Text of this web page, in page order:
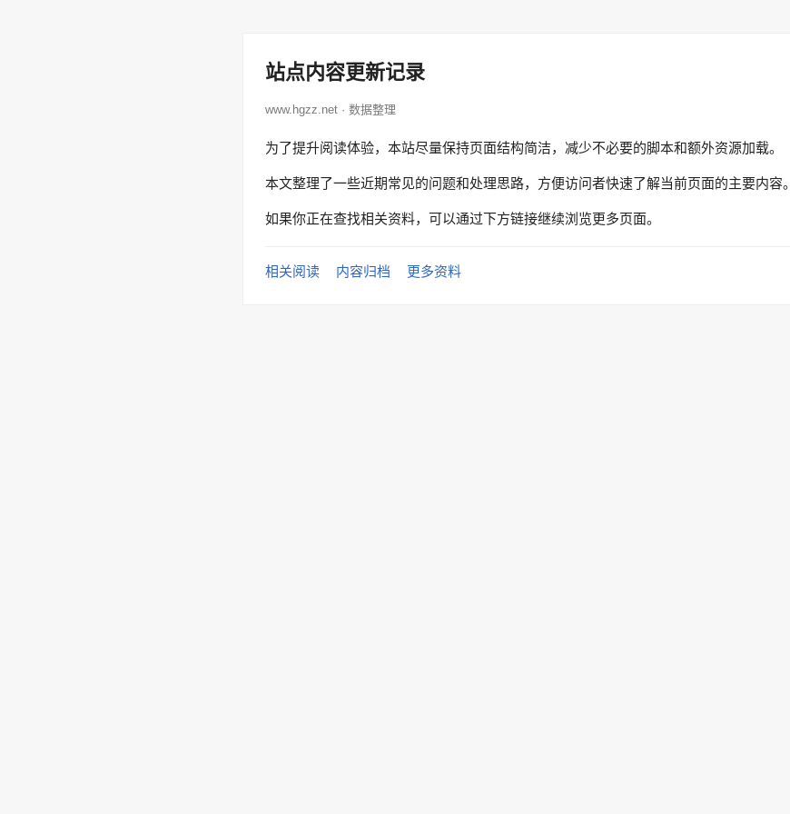
站点内容更新记录
www.hgzz.net · 数据整理
为了提升阅读体验，本站尽量保持页面结构简洁，减少不必要的脚本和额外资源加载。
本文整理了一些近期常见的问题和处理思路，方便访问者快速了解当前页面的主要内容。
如果你正在查找相关资料，可以通过下方链接继续浏览更多页面。
相关阅读 内容归档 更多资料